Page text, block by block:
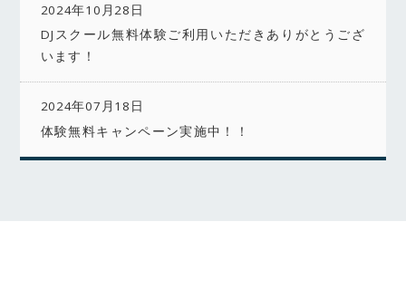
2024年10月28日
DJスクール無料体験ご利用いただきありがとうござ
います！
2024年07月18日
体験無料キャンペーン実施中！！